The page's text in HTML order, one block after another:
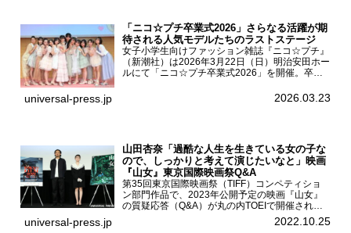
「ニコ☆プチ卒業式2026」さらなる活躍が期
待される人気モデルたちのラストステージ
女子小学生向けファッション雑誌『ニコ☆プチ』
（新潮社）は2026年3月22日（日）明治安田ホー
ルにて「ニコ☆プチ卒業式2026」を開催。卒業
ん、末永ひなた、高梨琴乃、土井ありさ、藤田蒼
universal-press.jp 2026.03.23
山田杏奈「過酷な人生を生きている女の子な
ので、しっかりと考えて演じたいなと」映画
『山女』東京国際映画祭Q&A
第35回東京国際映画祭（TIFF）コンペティショ
ン部門作品で、2023年公開予定の映画『山女』
の質疑応答（Q&A）が丸の内TOEIで開催され、
主演を務めた女優の山田杏奈、監督の福永壮志が
登壇。本作について語った。映画『山女』第35
universal-press.jp 2022.10.25